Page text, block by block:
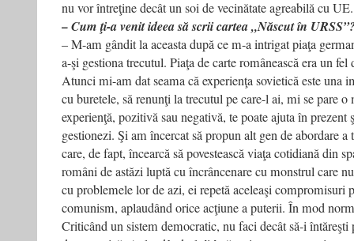
nu vor întreţine decât un soi de vecinătate agreabilă cu UE.
– Cum ţi-a venit ideea să scrii cartea „Născut în
– M-am gândit la aceasta după ce m-a intrigat piaţa
a-şi gestiona trecutul. Piaţa de carte românească era un
Atunci mi-am dat seama că experienţa sovietică este una
cu buretele, să renunţi la trecutul pe care-l ai, mi se pare
experienţă, pozitivă sau negativă, te poate ajuta în
gestionezi. Şi am încercat să propun alt gen de abordare
care, de fapt, încearcă să povestească viaţa cotidiană din
români de astăzi luptă cu încrâncenare cu monstrul care
cu problemele lor de azi, ei repetă aceleaşi compromisuri
comunism, aplaudând orice acţiune a puterii. În mod
Criticând un sistem democratic, nu faci decât să-i întăreşti